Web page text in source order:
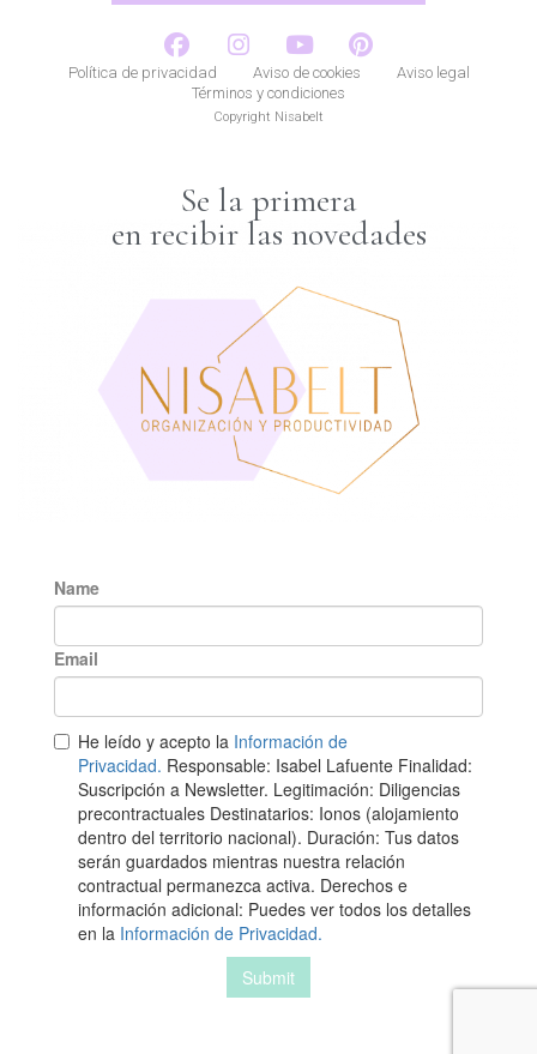
Política de privacidad Aviso de cookies
Aviso legal
Términos y condiciones
Copyright Nisabelt
Se la primera
en recibir las novedades